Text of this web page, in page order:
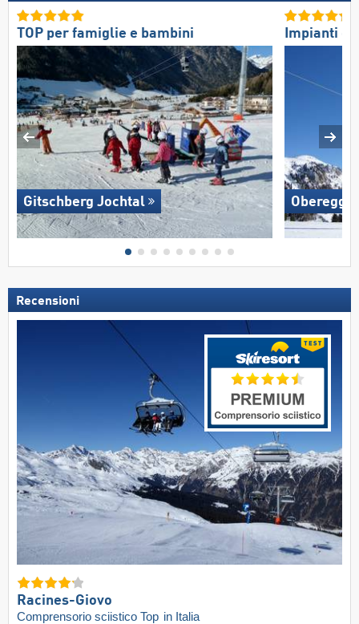
TOP per famiglie e bambini
Gitschberg Jochtal
Impianti di
Recensioni
Racines-Giovo
Comprensorio sciistico Top in Italia